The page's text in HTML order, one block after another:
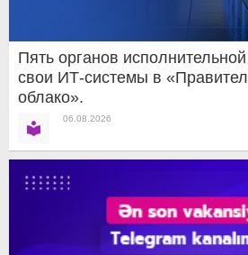
Пять органов
свои ИТ-системы в
облако».
06.08.2026